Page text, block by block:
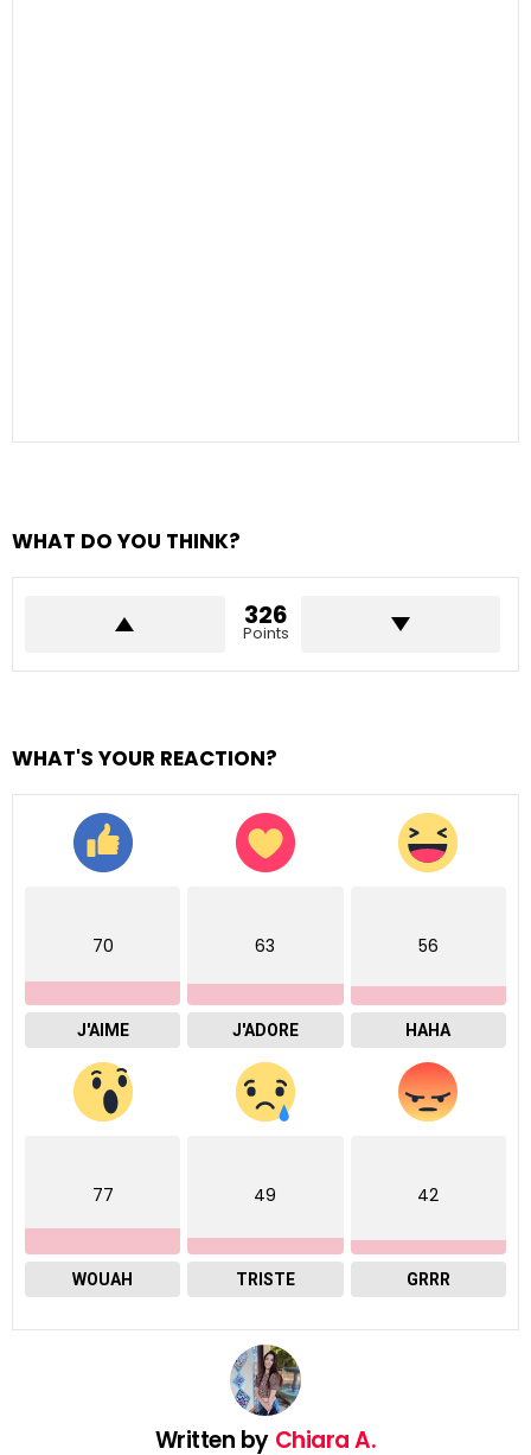
WHAT DO YOU THINK?
326
Points
WHAT'S YOUR REACTION?
70
J'AIME
63
J'ADORE
56
HAHA
77
WOUAH
49
TRISTE
42
GRRR
Written by Chiara A.